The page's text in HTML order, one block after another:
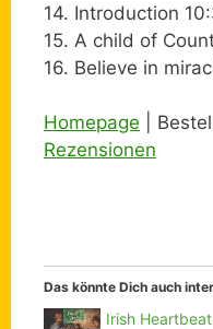
14. Introduction
15. A child of
16. Believe in
Homepage |
Rezensionen
Das könnte Dich auch
Irish Heartbeat